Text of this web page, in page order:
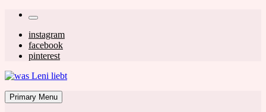
Skip
content
Secondary
left
navigation
Secondary
right
navigation
instagram
facebook
pinterest
Mom & Lifestyle Blog
Primary Menu